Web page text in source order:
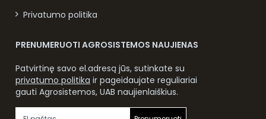
Privatumo politika
PRENUMERUOTI AGROSISTEMOS NAUJIENAS
Patvirtinę savo el.adresą jūs, sutinkate su
privatumo politika ir pageidaujate reguliariai
gauti Agrosistemos, UAB naujienlaiškius.